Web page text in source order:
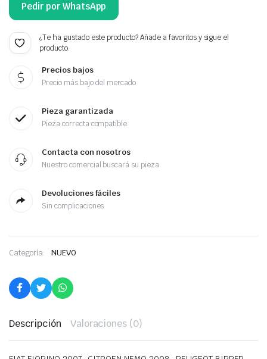
Pedir por WhatsApp
¿Te ha gustado este producto? Añade a favoritos y sigue el
producto.
Precios bajos
Precio más bajo del mercado
Pieza garantizada
Pieza correcta compatible
Contacta con nosotros
Nuestro comercial buscará su pieza
Devoluciones fáciles
Sin complicaciones
Categoría: NUEVO
Descripción Valoraciones (0)